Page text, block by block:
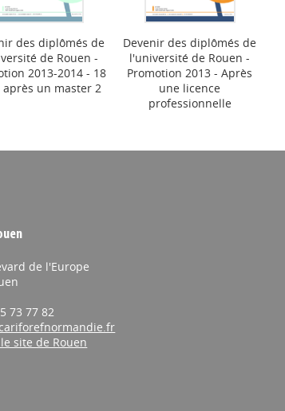
Normandie et Renault Group signent
et Renault Group ont signé une convention
renforcer leurs collaborations autour de la
dispositif innovant pour l'insertion
les métiers de la transition
sur L'Île Coopérative à Rouen un tout
"Impact Transitions".
des diplômés de
de Rouen -
2013-2014 - 18
après un master 2
Devenir des diplômés de
l'université de Rouen -
Promotion 2013 - Après
une licence
professionnelle
de l'Europe
73 77 82
site de Rouen